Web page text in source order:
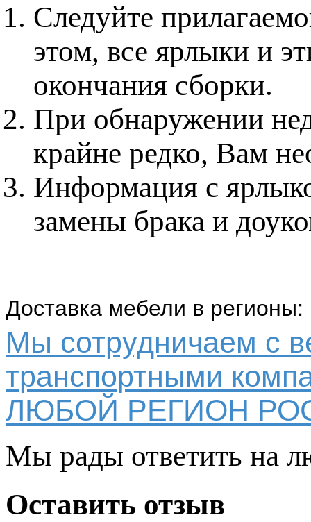
Следуйте
этом, все ярлыки и
окончания сборки.
При обнаружении
крайне редко, Вам
Информация с
замены брака и
Доставка мебели в регионы:
Мы сотрудничаем с
транспортными
ЛЮБОЙ РЕГИОН
Мы рады ответить на
Оставить отзыв